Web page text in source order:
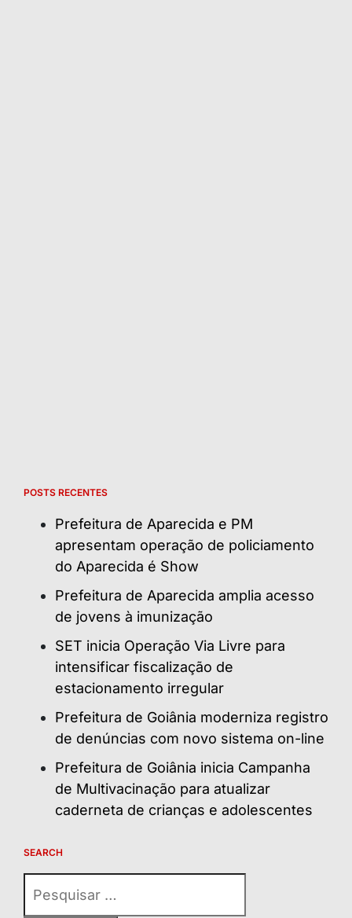
POSTS RECENTES
Prefeitura de Aparecida e PM
apresentam operação de policiamento
do Aparecida é Show
Prefeitura de Aparecida amplia acesso
de jovens à imunização
SET inicia Operação Via Livre para
intensificar fiscalização de
estacionamento irregular
Prefeitura de Goiânia moderniza registro
de denúncias com novo sistema on-line
Prefeitura de Goiânia inicia Campanha
de Multivacinação para atualizar
caderneta de crianças e adolescentes
SEARCH
por: